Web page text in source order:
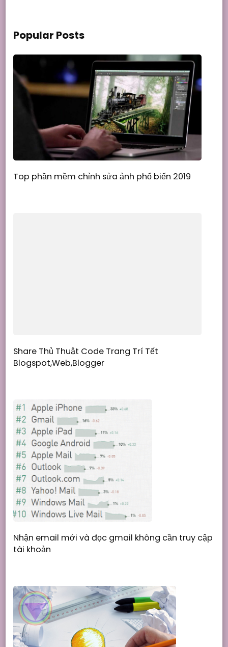
Popular Posts
Top phần mềm chỉnh sửa ảnh phổ biến 2019
Share Thủ Thuật Code Trang Trí Tết
Blogspot,Web,Blogger
Nhận email mới và đọc gmail không cần truy cập
tài khoản